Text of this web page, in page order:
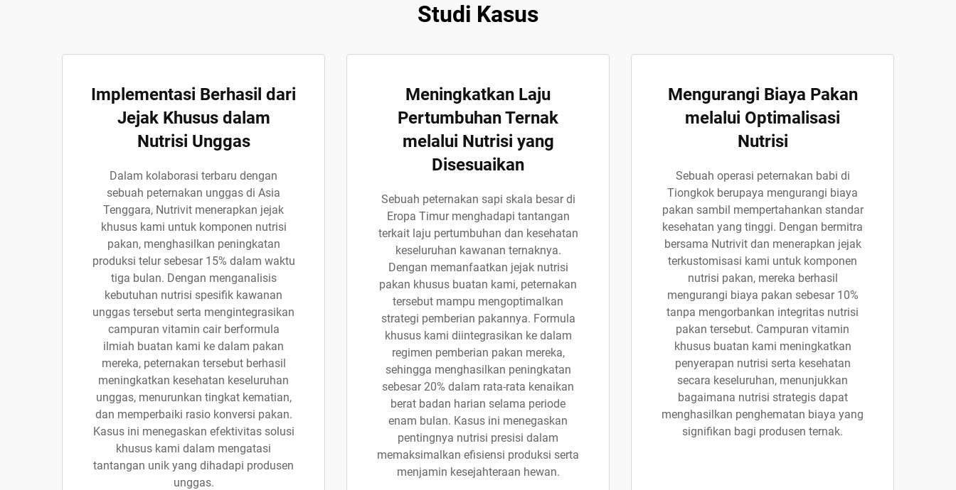
Studi Kasus
Implementasi Berhasil dari
Jejak Khusus dalam
Nutrisi Unggas
Dalam kolaborasi terbaru dengan
sebuah peternakan unggas di Asia
Tenggara, Nutrivit menerapkan jejak
khusus kami untuk komponen nutrisi
pakan, menghasilkan peningkatan
produksi telur sebesar 15% dalam waktu
tiga bulan. Dengan menganalisis
kebutuhan nutrisi spesifik kawanan
unggas tersebut serta mengintegrasikan
campuran vitamin cair berformula
ilmiah buatan kami ke dalam pakan
mereka, peternakan tersebut berhasil
meningkatkan kesehatan keseluruhan
unggas, menurunkan tingkat kematian,
dan memperbaiki rasio konversi pakan.
Kasus ini menegaskan efektivitas solusi
khusus kami dalam mengatasi
tantangan unik yang dihadapi produsen
unggas.
Meningkatkan Laju
Pertumbuhan Ternak
melalui Nutrisi yang
Disesuaikan
Sebuah peternakan sapi skala besar di
Eropa Timur menghadapi tantangan
terkait laju pertumbuhan dan kesehatan
keseluruhan kawanan ternaknya.
Dengan memanfaatkan jejak nutrisi
pakan khusus buatan kami, peternakan
tersebut mampu mengoptimalkan
strategi pemberian pakannya. Formula
khusus kami diintegrasikan ke dalam
regimen pemberian pakan mereka,
sehingga menghasilkan peningkatan
sebesar 20% dalam rata-rata kenaikan
berat badan harian selama periode
enam bulan. Kasus ini menegaskan
pentingnya nutrisi presisi dalam
memaksimalkan efisiensi produksi serta
menjamin kesejahteraan hewan.
Mengurangi Biaya Pakan
melalui Optimalisasi
Nutrisi
Sebuah operasi peternakan babi di
Tiongkok berupaya mengurangi biaya
pakan sambil mempertahankan standar
kesehatan yang tinggi. Dengan bermitra
bersama Nutrivit dan menerapkan jejak
terkustomisasi kami untuk komponen
nutrisi pakan, mereka berhasil
mengurangi biaya pakan sebesar 10%
tanpa mengorbankan integritas nutrisi
pakan tersebut. Campuran vitamin
khusus buatan kami meningkatkan
penyerapan nutrisi serta kesehatan
secara keseluruhan, menunjukkan
bagaimana nutrisi strategis dapat
menghasilkan penghematan biaya yang
signifikan bagi produsen ternak.